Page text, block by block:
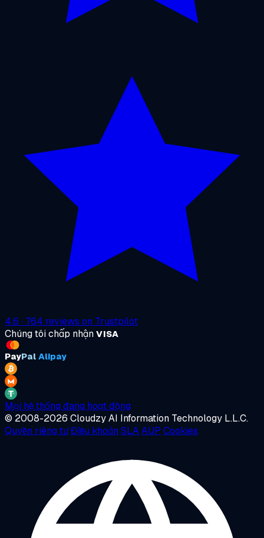
4.6 · 764 reviews on Trustpilot
Chúng tôi chấp nhận VISA
PayPal Alipay
Mọi hệ thống đang hoạt động
© 2008-2026 Cloudzy AI Information Technology L.L.C.
Quyền riêng tưĐiều khoản SLAAUP Cookies